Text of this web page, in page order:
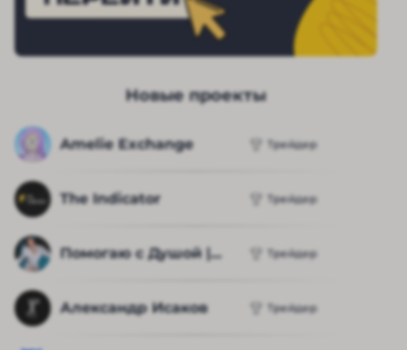
Новые проекты
Amelie Exchange Трейдер
The Indicator Трейдер
Помогаю с Душой |... Трейдер
Александр Исаков Трейдер